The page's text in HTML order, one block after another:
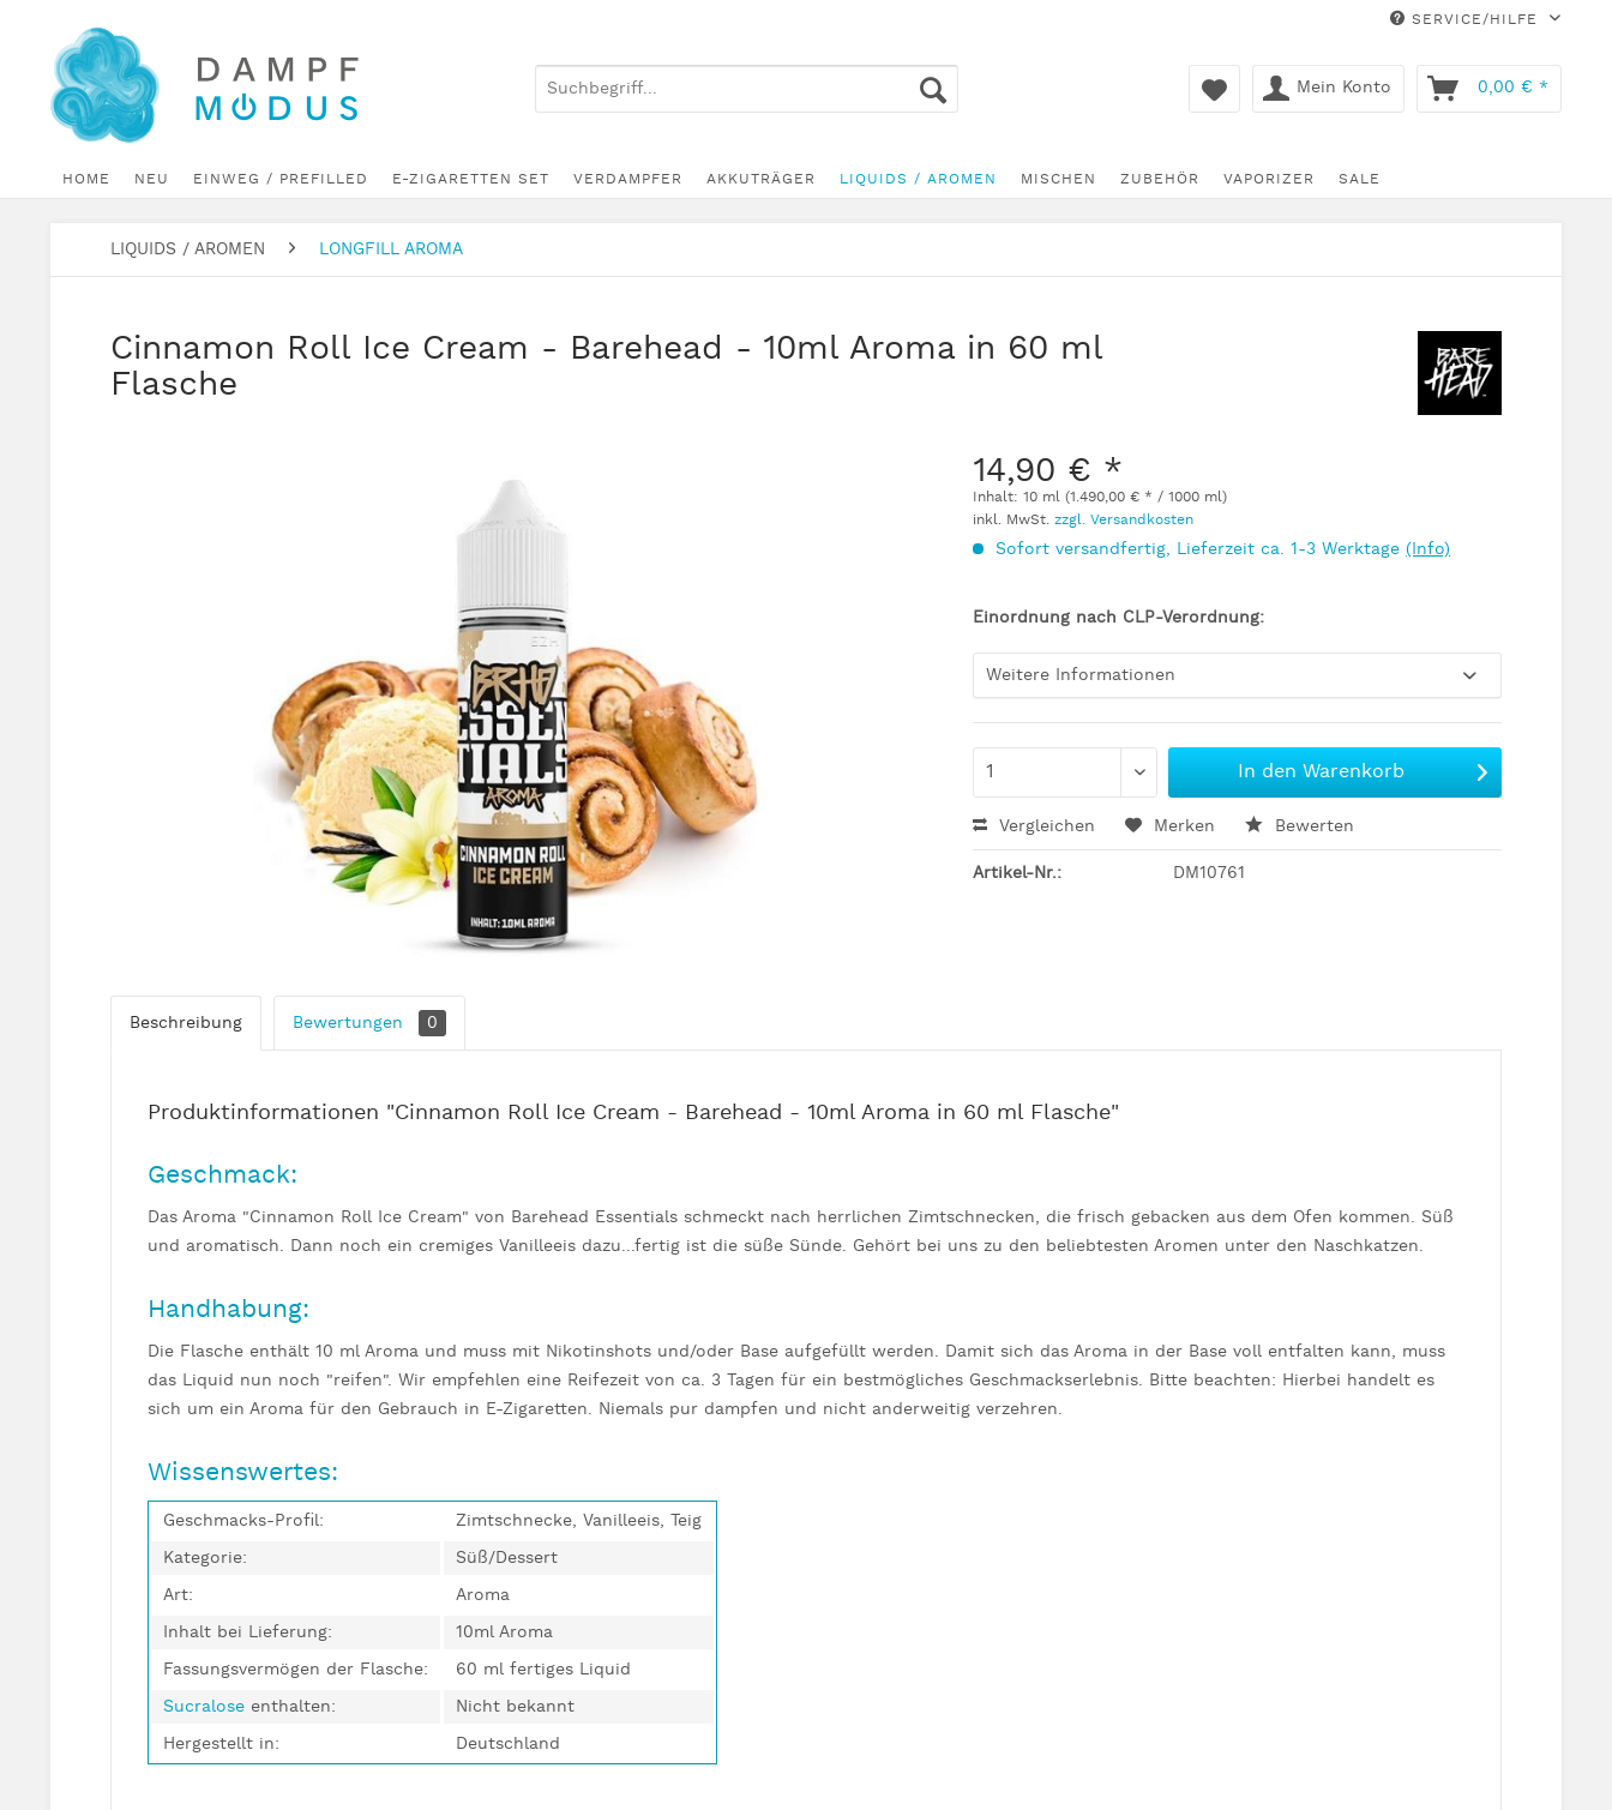
SERVICE/HILFE
Mein Konto 0,00 € *
HOME NEU EINWEG / PREFILLED E-ZIGARETTEN SET VERDAMPFER AKKUTRÄGER LIQUIDS / AROMEN MISCHEN ZUBEHÖR VAPORIZER SALE
LIQUIDS / AROMEN LONGFILL AROMA
Cinnamon Roll Ice Cream - Barehead - 10ml Aroma in 60 ml
Flasche
14,90 € *
Inhalt:10 ml (1.490,00 € * / 1000 ml)
inkl. MwSt.zzgl. Versandkosten
Sofort versandfertig, Lieferzeit ca. 1-3 Werktage(Info)
Einordnung nach CLP-Verordnung:
Weitere Informationen
In den Warenkorb
Vergleichen Merken Bewerten
Artikel-Nr.: DM10761
Beschreibung Bewertungen 0
Produktinformationen "Cinnamon Roll Ice Cream - Barehead - 10ml Aroma in 60 ml Flasche"
Geschmack:
Das Aroma "Cinnamon Roll Ice Cream" von Barehead Essentials schmeckt nach herrlichen Zimtschnecken, die frisch gebacken aus dem Ofen kommen. Süß
und aromatisch. Dann noch ein cremiges Vanilleeis dazu...fertig ist die süße Sünde. Gehört bei uns zu den beliebtesten Aromen unter den Naschkatzen.
Handhabung:
Die Flasche enthält 10 ml Aroma und muss mit Nikotinshots und/oder Base aufgefüllt werden. Damit sich das Aroma in der Base voll entfalten kann, muss
das Liquid nun noch "reifen". Wir empfehlen eine Reifezeit von ca. 3 Tagen für ein bestmögliches Geschmackserlebnis. Bitte beachten: Hierbei handelt es
sich um ein Aroma für den Gebrauch in E-Zigaretten. Niemals pur dampfen und nicht anderweitig verzehren.
Wissenswertes:
Geschmacks-Profil:
Zimtschnecke, Vanilleeis, Teig
Kategorie:
Süß/Dessert
Art:
Aroma
Inhalt bei Lieferung:
10ml Aroma
Fassungsvermögen der Flasche:
60 ml fertiges Liquid
Sucralose enthalten:
Nicht bekannt
Hergestellt in:
Deutschland